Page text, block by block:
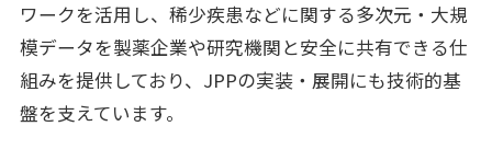
ワークを活用し、稀少疾患などに関する多次元・大規
模データを製薬企業や研究機関と安全に共有できる仕
組みを提供しており、JPPの実装・展開にも技術的基
盤を支えています。